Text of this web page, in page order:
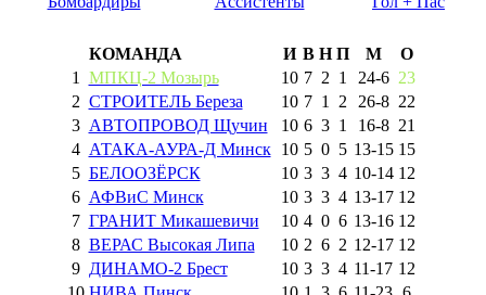
КОМАНДА И В Н П М
О
1
МПКЦ-2 Мозырь 10 7 2 1 24-6 23
2 СТРОИТЕЛЬ Береза 10 7 1 2 26-8 22
3 АВТОПРОВОД Щучин 10 6 3 1 16-8 21
4 АТАКА-АУРА-Д Минск 10 5 0 5 13-15 15
5 БЕЛООЗЁРСК 10 3 3 4 10-14 12
6 АФВиС Минск 10 3 3 4 13-17 12
7 ГРАНИТ Микашевичи 10 4 0 6 13-16 12
8 ВЕРАС Высокая Липа 10 2 6 2 12-17 12
9 ДИНАМО-2 Брест 10 3 3 4 11-17 12